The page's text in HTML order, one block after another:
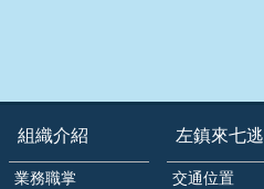
組織介紹
業務職掌
左鎮來七逃
交通位置